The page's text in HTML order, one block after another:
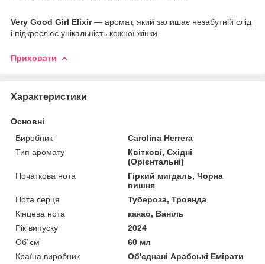
Very Good Girl Elixir— аромат, який залишає незабутній слід
і підкреслює унікальність кожної жінки.
Приховати
Характеристики
Основні
Виробник
Carolina Herrera
Тип аромату
Квіткові, Східні
(Орієнтальні)
Початкова нота
Гіркий мигдаль, Чорна
вишня
Нота серця
Тубероза, Троянда
Кінцева нота
какао, Ваніль
Рік випуску
2024
Об`єм
60 мл
Країна виробник
Об'єднані Арабські Емірати